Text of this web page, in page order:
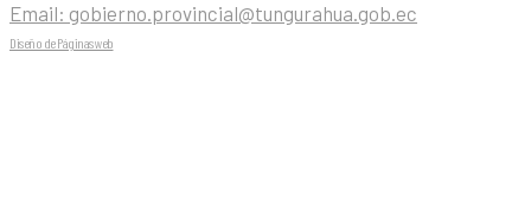
Email: gobierno.provincial@tungurahua.gob.ec
Diseño de Páginas web